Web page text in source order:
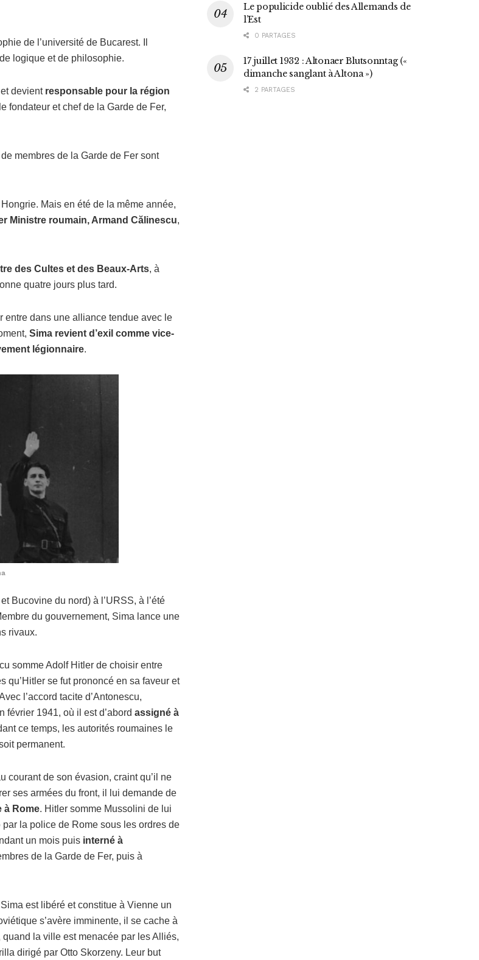
de l’université de Bucarest. Il
logique et de philosophie.
devientresponsable pour la région
fondateur et chef de la Garde de Fer,
membres de la Garde de Fer sont
Mais en été de la même année,
Ministre roumain, Armand Călinescu,
des Cultes et des Beaux-Arts, à
quatre jours plus tard.
entre dans une alliance tendue avec le
Sima revient d’exil comme vice-
légionnaire.
Bucovine du nord) à l’URSS, à l’été
du gouvernement, Sima lance une
rivaux.
somme Adolf Hitler de choisir entre
qu’Hitler se fut prononcé en sa faveur et
l’accord tacite d’Antonescu,
février 1941, où il est d’abord assigné à
ce temps, les autorités roumaines le
permanent.
courant de son évasion, craint qu’il ne
ses armées du front, il lui demande de
à Rome. Hitler somme Mussolini de lui
par la police de Rome sous les ordres de
un mois puis interné à
de la Garde de Fer, puis à
est libéré et constitue à Vienne un
s’avère imminente, il se cache à
la ville est menacée par les Alliés,
dirigé par Otto Skorzeny. Leur but
Le populicide oublié des Allemands de
l’Est
0 PARTAGES
17 juillet 1932 : Altonaer Blutsonntag («
dimanche sanglant à Altona »)
2 PARTAGES